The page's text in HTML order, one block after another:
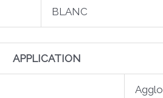
BLANC
APPLICATION
Agglo